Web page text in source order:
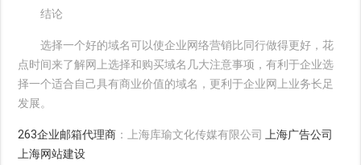
结论
选择一个好的域名可以使企业网络营销比同行做得更好，花
点时间来了解网上选择和购买域名几大注意事项，有利于企业选
择一个适合自己具有商业价值的域名，更利于企业网上业务长足
发展。
263企业邮箱代理商 ：上海库瑜文化传媒有限公司
上海广告公司
上海网站建设